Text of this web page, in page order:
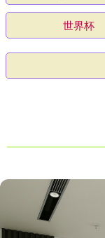
世界杯